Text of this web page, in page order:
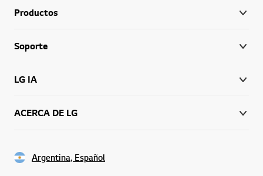
Productos
Soporte
LG IA
ACERCA DE LG
Argentina, Español